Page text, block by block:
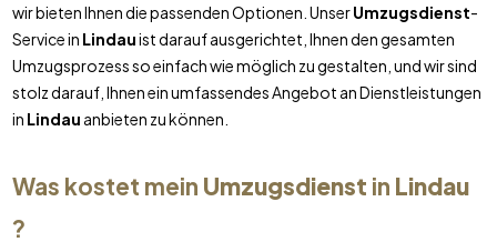
wir bieten Ihnen die passenden Optionen. UnserUmzugsdienst-
Service in Lindauist darauf ausgerichtet, Ihnen den gesamten
Umzugsprozess so einfach wie möglich zu gestalten, und wir sind
stolz darauf, Ihnen ein umfassendes Angebot an Dienstleistungen
in Lindau anbieten zu können.
Was kostet mein Umzugsdienst in Lindau
?